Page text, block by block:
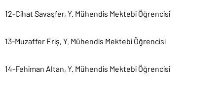
12-Cihat Savaşfer, Y. Mühendis Mektebi Öğrencisi
13-Muzaffer Eriş, Y. Mühendis Mektebi Öğrencisi
14-Fehiman Altan, Y. Mühendis Mektebi Öğrencisi